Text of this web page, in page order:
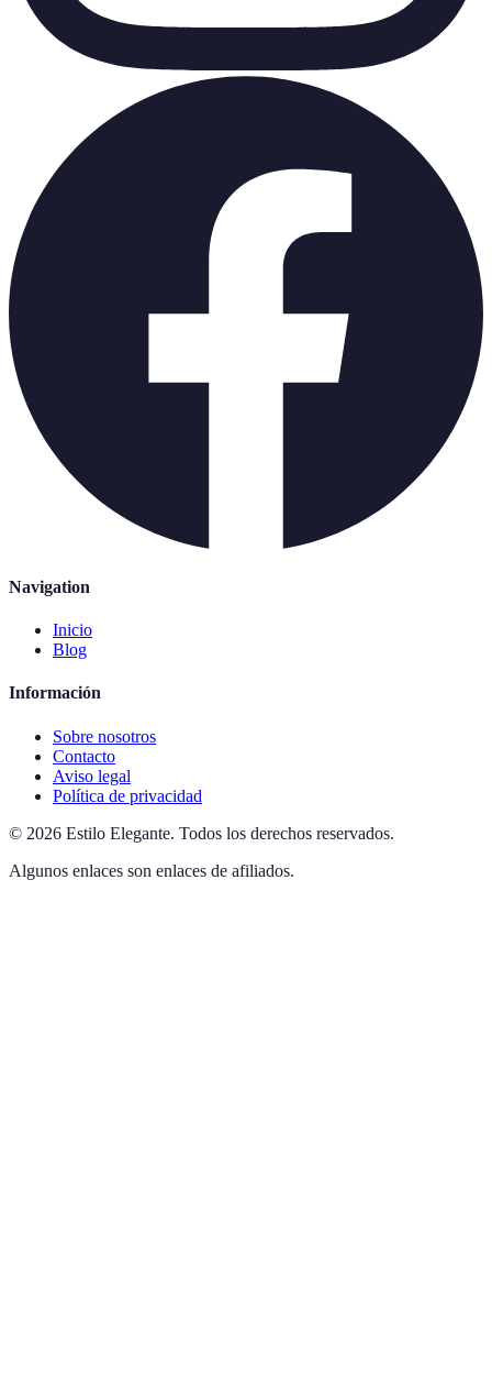
Navigation
Inicio
Blog
Información
Sobre nosotros
Contacto
Aviso legal
Política de privacidad
© 2026 Estilo Elegante. Todos los derechos reservados.
Algunos enlaces son enlaces de afiliados.